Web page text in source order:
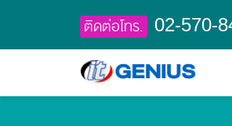
ติดต่อโทร. 02-570-